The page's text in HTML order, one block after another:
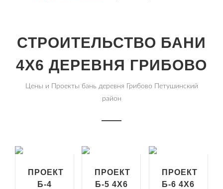
СТРОИТЕЛЬСТВО БАНИ
4Х6 ДЕРЕВНЯ ГРИБОВО
Цены и Проекты бань деревня Грибово Петушинский
район
ПРОЕКТ
Б-4
ПРОЕКТ
Б-5 4Х6
ПРОЕКТ
Б-6 4Х6